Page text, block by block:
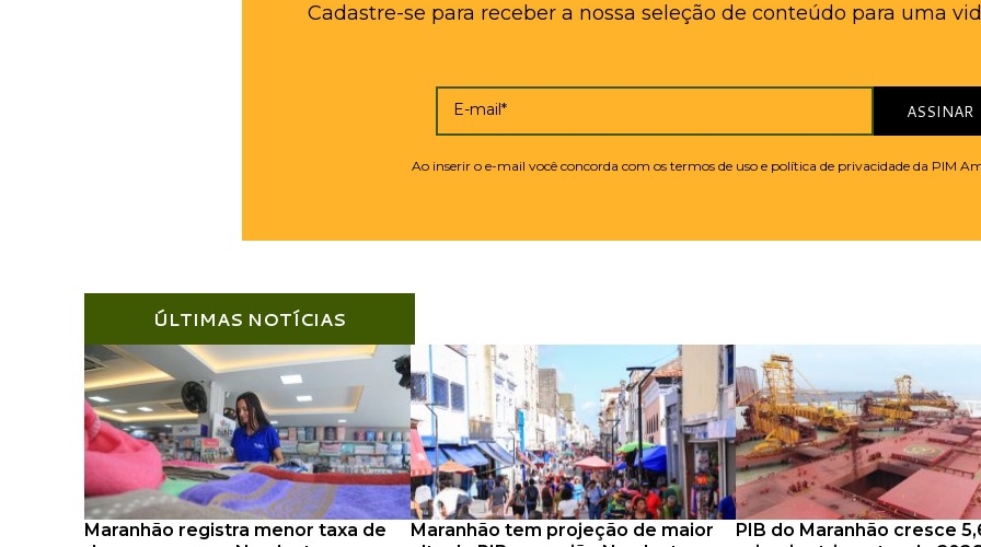
Cadastre-se para receber a nossa seleção de conteúdo para uma
E-mail* ASSINAR
Ao inserir o e-mail você concorda com os termos de uso e política de privacidade da PIM
ÚLTIMAS NOTÍCIAS
Maranhão registra menor taxa de
Maranhão tem projeção de maior
PIB do Maranhão cresce